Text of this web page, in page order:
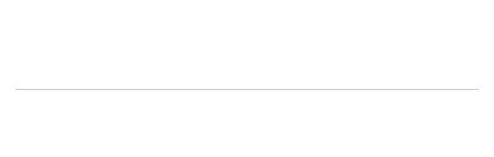
Интересует лизинг?